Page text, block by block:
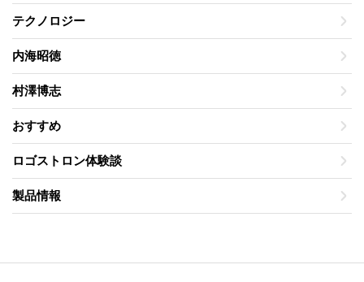
テクノロジー
内海昭徳
村澤博志
おすすめ
ロゴストロン体験談
製品情報